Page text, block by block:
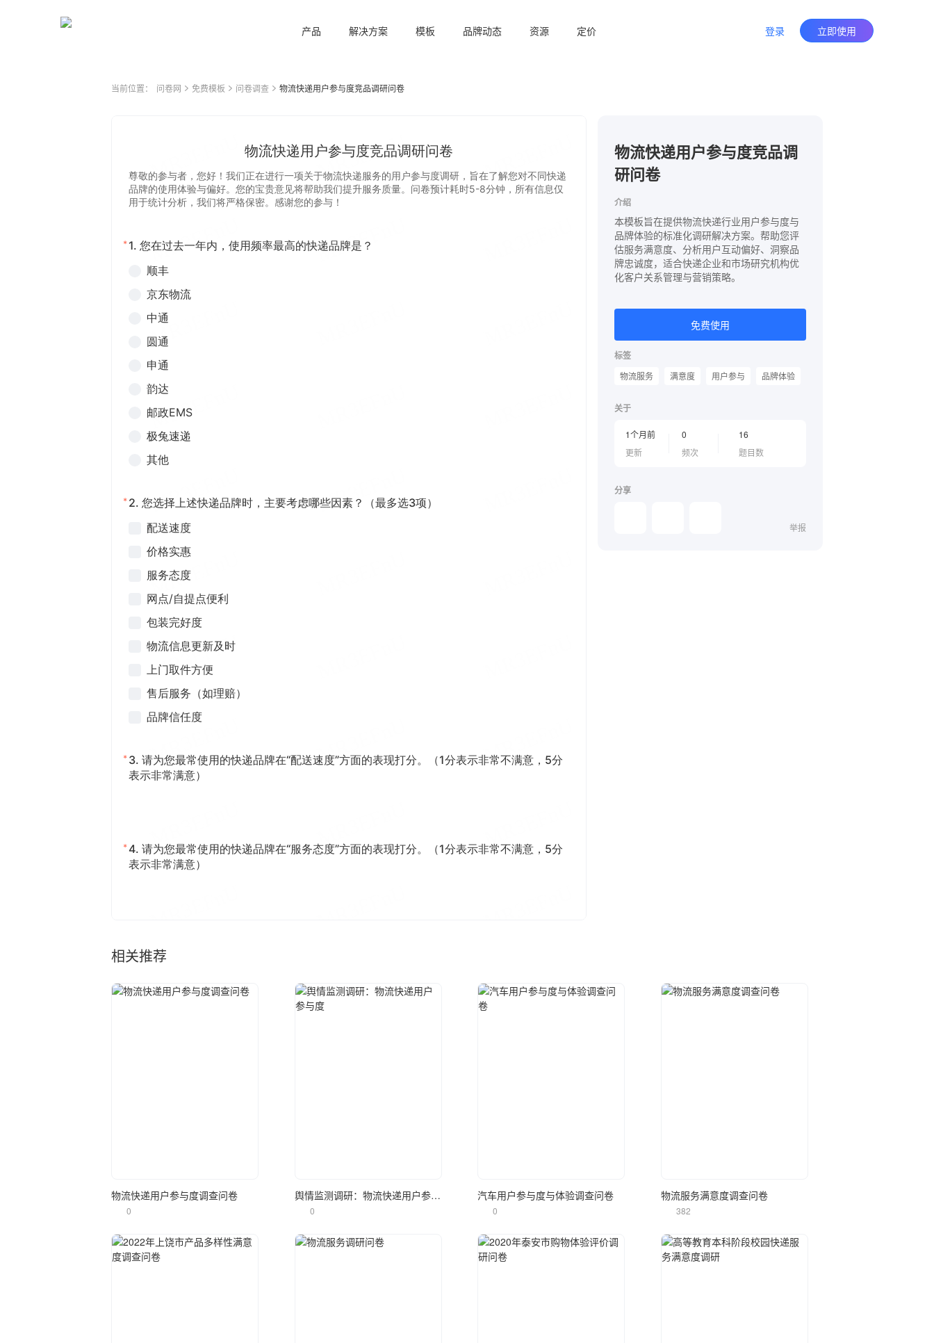
产品 解决方案 模板 品牌动态 资源 定价 登录 立即使用
当前位置： 问卷网 免费模板 问卷调查 物流快递用户参与度竞品调研问卷
物流快递用户参与度竞品调
研问卷
介绍
本模板旨在提供物流快递行业用户参与度与
品牌体验的标准化调研解决方案。帮助您评
估服务满意度、分析用户互动偏好、洞察品
牌忠诚度，适合快递企业和市场研究机构优
化客户关系管理与营销策略。
免费使用
标签
物流服务 满意度 用户参与 品牌体验
关于
1个月前
更新
0
频次
16
题目数
分享
举报
相关推荐
物流快递用户参与度调查问卷
0
舆情监测调研：物流快递用户参与度
0
汽车用户参与度与体验调查问卷
0
物流服务满意度调查问卷
382